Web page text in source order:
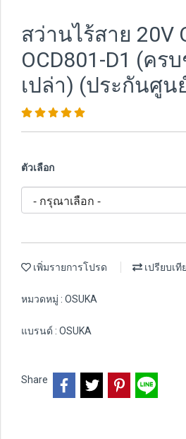
สว่านไร้สาย 20V
OCD801-D1 (คร
เปล่า) (ประกันศูน
ตัวเลือก
เพิ่มรายการโปรด เปรียบเที
หมวดหมู่ : OSUKA
แบรนด์ : OSUKA
Share